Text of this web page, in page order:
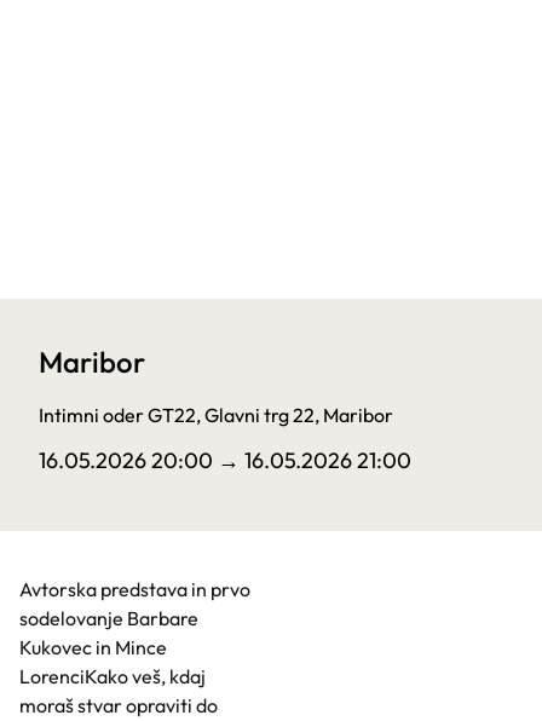
Maribor
Intimni oder GT22, Glavni trg 22, Maribor
16.05.2026 20:00 → 16.05.2026 21:00
Avtorska predstava in prvo
sodelovanje Barbare
Kukovec in Mince
LorenciKako veš, kdaj
moraš stvar opraviti do